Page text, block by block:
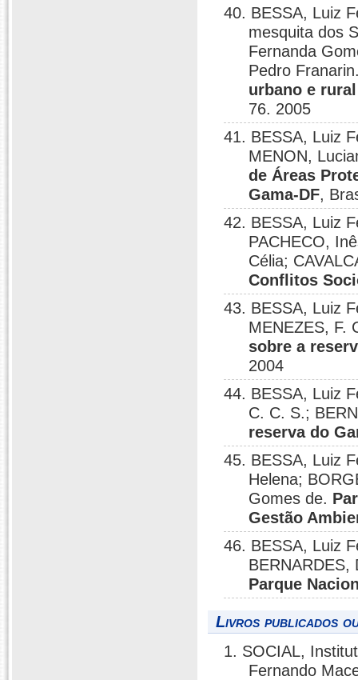
40. BESSA, Luiz
mesquita dos
Fernanda
Pedro
urbano e
76. 2005
41. BESSA, Luiz
MENON,
de Áreas
Gama-DF,
42. BESSA, Luiz
PACHECO,
Célia;
Conflitos
43. BESSA, Luiz
MENEZES, F.
sobre a
2004
44. BESSA, Luiz
C. C. S.;
reserva do
45. BESSA, Luiz
Helena;
Gomes de.
Gestão
46. BESSA, Luiz
Parque
Livros publicados
1. SOCIAL,
Fernando